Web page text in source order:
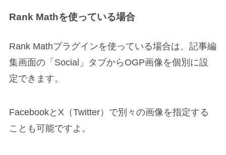
Rank Mathを使っている場合
Rank Mathプラグインを使っている場合は、記事編
集画面の「Social」タブからOGP画像を個別に設
定できます。
FacebookとX（Twitter）で別々の画像を指定する
ことも可能ですよ。